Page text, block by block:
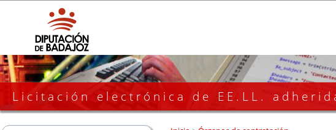
Licitación electrónica de EE.LL.